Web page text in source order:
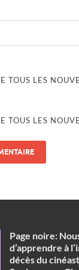
TOUS LES
TOUS LES
Page noire:
d’apprendre à
décès du